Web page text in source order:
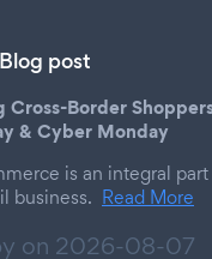
post
Cross-Border
& Cyber Monday
is an integral
business. Read More
on 2026-08-07